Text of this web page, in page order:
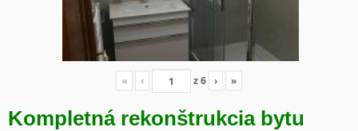
« ‹ z6 › »
Kompletná rekonštrukcia bytu